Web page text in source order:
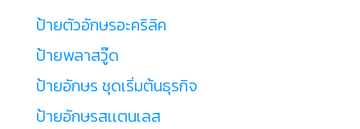
ป้ายตัวอักษรอะคริลิค
ป้ายพลาสวู๊ด
ป้ายอักษร ชุดเริ่มต้นธุรกิจ
ป้ายอักษรสเเตนเลส